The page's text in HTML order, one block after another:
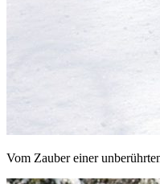
Vom Zauber einer